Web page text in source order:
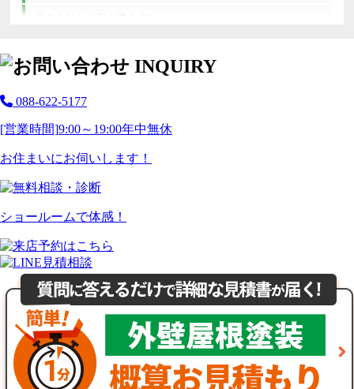
他の会社とは何が違うの?
088-622-5177
[営業時間]9:00～19:00年中無休
お住まいにお伺いします！
ショールームで体感！